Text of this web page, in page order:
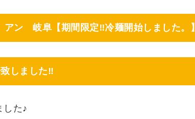
ン 岐阜【期間限定‼冷麺開始しました。】
しました‼
した♪